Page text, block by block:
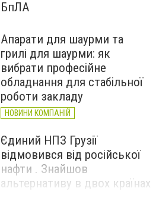
БпЛА
Апарати для шаурми та
грилі для шаурми: як
вибрати професійне
обладнання для стабільної
роботи закладу
НОВИНИ КОМПАНІЙ
Єдиний НПЗ Грузії
відмовився від російської
нафти . Знайшов
альтернативу в двох країнах